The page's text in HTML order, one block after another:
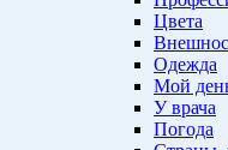
Цвета
Одежда
Мой
У врача
Погода